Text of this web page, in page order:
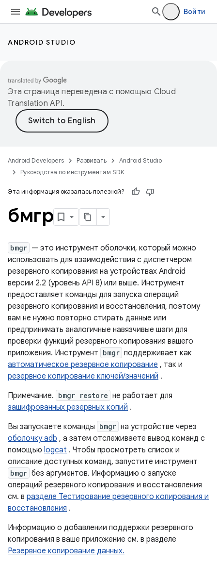
Войти
ANDROID STUDIO
Эта страница переведена с помощью Cloud
Translation API.
Android Developers Развивать
Android Studio
Руководства по инструментам SDK
Эта информация оказалась полезной?
бмгр
bmgr — это инструмент оболочки, который можно
использовать для взаимодействия с диспетчером
резервного копирования на устройствах Android
версии 2.2 (уровень API 8) или выше. Инструмент
предоставляет команды для запуска операций
резервного копирования и восстановления, поэтому
вам не нужно повторно стирать данные или
предпринимать аналогичные навязчивые шаги для
проверки функций резервного копирования вашего
приложения. Инструмент bmgr поддерживает как
автоматическое резервное копирование , так и
резервное копирование ключей/значений .
Примечание. bmgr restore не работает для
зашифрованных резервных копий .
Вы запускаете команды bmgr на устройстве через
оболочку adb , а затем отслеживаете вывод команд с
помощью logcat . Чтобы просмотреть список и
описание доступных команд, запустите инструмент
bmgr без аргументов. Информацию о запуске
операций резервного копирования и восстановления
см. в разделе Тестирование резервного копирования и
восстановления .
Информацию о добавлении поддержки резервного
копирования в ваше приложение см. в разделе
Резервное копирование данных.